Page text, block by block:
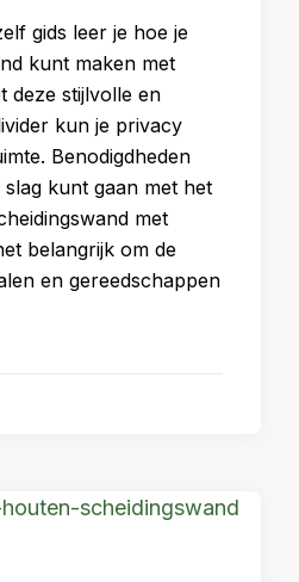
gids leer je hoe je
kunt maken met
deze stijlvolle en
kun je privacy
Benodigdheden
kunt gaan met het
met
belangrijk om de
en gereedschappen